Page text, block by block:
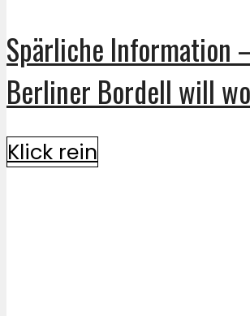
Spärliche Information
Berliner Bordell will
Klick rein